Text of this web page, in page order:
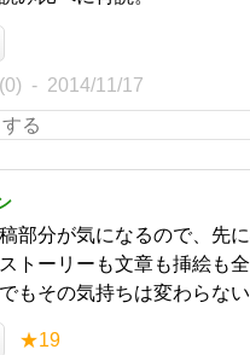
2014/11/17
部分が気になるので、先
ストーリーも文章も挿絵も
もその気持ちは変わらない
★19